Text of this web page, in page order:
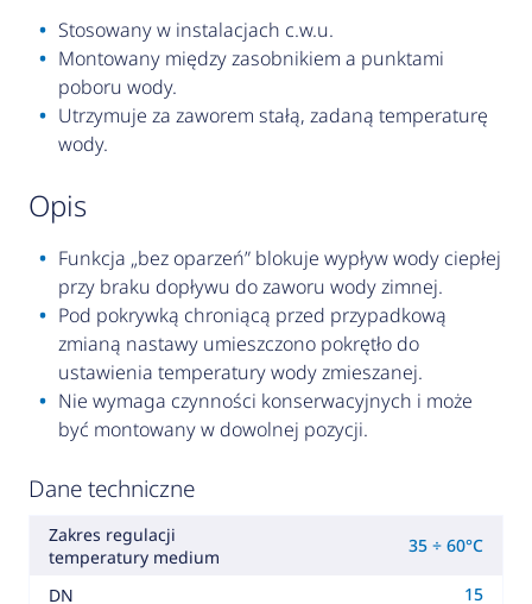
Stosowany w instalacjach c.w.u.
Montowany między zasobnikiem a punktami
poboru wody.
Utrzymuje za zaworem stałą, zadaną temperaturę
wody.
opis
Funkcja „bez oparzeń” blokuje wypływ wody ciepłej
przy braku dopływu do zaworu wody zimnej.
Pod pokrywką chroniącą przed przypadkową
zmianą nastawy umieszczono pokrętło do
ustawienia temperatury wody zmieszanej.
Nie wymaga czynności konserwacyjnych i może
być montowany w dowolnej pozycji.
Dane techniczne
Zakres regulacji
temperatury medium
35 ÷ 60°C
DN
15